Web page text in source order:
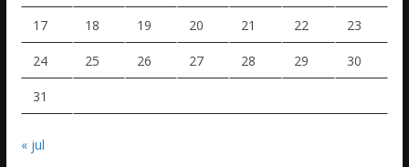
17 18 19 20 21 22 23
24 25 26 27 28 29 30
31
« jul